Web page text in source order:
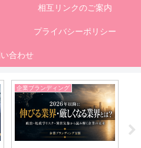
相互リンクのご案内
プライバシーポリシー
合わせ
企業ブランディング